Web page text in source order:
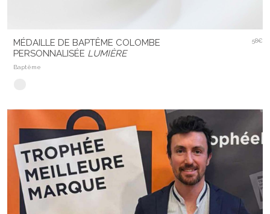
MÉDAILLE DE BAPTÊME COLOMBE
PERSONNALISÉE LUMIÈRE
Baptême
58€